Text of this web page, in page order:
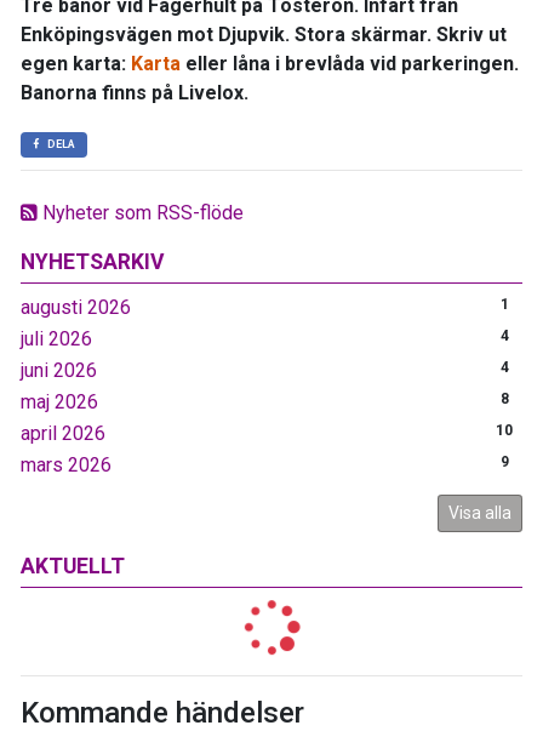
Nyheter som RSS-flöde
NYHETSARKIV
augusti 2026 1
juli 2026 4
juni 2026 4
maj 2026 8
april 2026 10
mars 2026 9
Visa alla
AKTUELLT
Kommande händelser
Tre banor vid Fagerhult på Tosterön. Infart från
Enköpingsvägen mot Djupvik. Stora skärmar. Skriv ut
egen karta: Karta eller låna i brevlåda vid parkeringen.
Banorna finns på Livelox.
DELA